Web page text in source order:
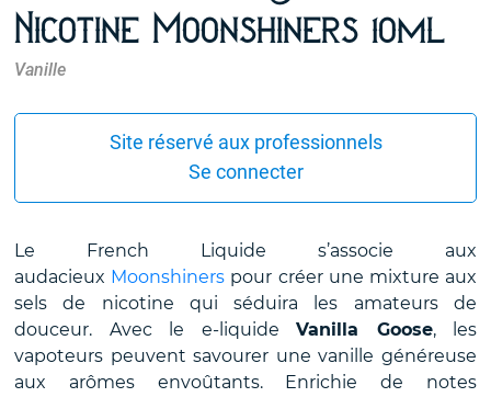
Nicotine Moonshiners 10ml
Vanille
Site réservé aux professionnels
Se connecter
Le French Liquide s’associe aux
audacieux Moonshiners pour créer une mixture aux
sels de nicotine qui séduira les amateurs de
douceur. Avec le e-liquide Vanilla Goose, les
vapoteurs peuvent savourer une vanille généreuse
aux arômes envoûtants. Enrichie de notes